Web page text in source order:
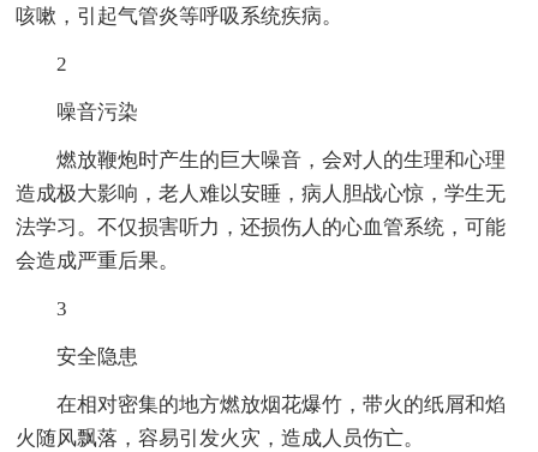
咳嗽，引起气管炎等呼吸系统疾病。
2
噪音污染
燃放鞭炮时产生的巨大噪音，会对人的生理和心理
造成极大影响，老人难以安睡，病人胆战心惊，学生无
法学习。不仅损害听力，还损伤人的心血管系统，可能
会造成严重后果。
3
安全隐患
在相对密集的地方燃放烟花爆竹，带火的纸屑和焰
火随风飘落，容易引发火灾，造成人员伤亡。